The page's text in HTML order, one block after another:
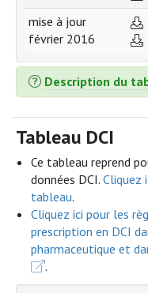
mise à jour
février 2016
Description du
Tableau DCI
Ce tableau reprend
données DCI.Cliquez
tableau.
Cliquez ici pour les
prescription en DCI
pharmaceutique et
.